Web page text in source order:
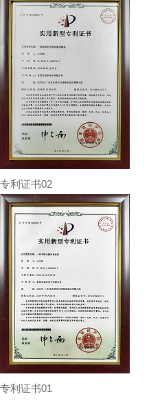
专利证书02
专利证书01